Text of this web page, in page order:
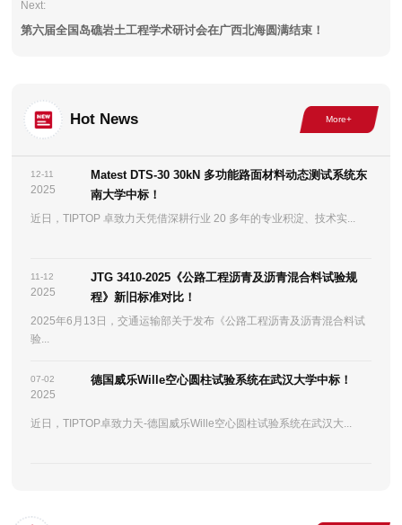
Next:
第六届全国岛礁岩土工程学术研讨会在广西北海圆满结束！
Hot News
12-11
2025
Matest DTS-30 30kN 多功能路面材料动态测试系统东
南大学中标！
近日，TIPTOP 卓致力天凭借深耕行业 20 多年的专业积淀、技术实...
11-12
2025
JTG 3410-2025《公路工程沥青及沥青混合料试验规
程》新旧标准对比！
2025年6月13日，交通运输部关于发布《公路工程沥青及沥青混合料试
验...
07-02
2025
德国威乐Wille空心圆柱试验系统在武汉大学中标！
近日，TIPTOP卓致力天-德国威乐Wille空心圆柱试验系统在武汉大...